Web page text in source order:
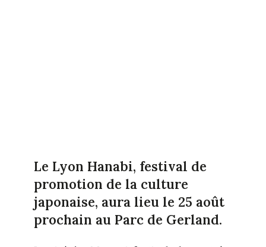
Le Lyon Hanabi, festival de
promotion de la culture
japonaise, aura lieu le 25 août
prochain au Parc de Gerland.